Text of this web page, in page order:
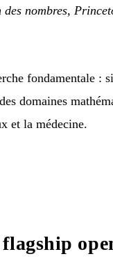
nombres,
fondamentale :
domaines
et la médecine.